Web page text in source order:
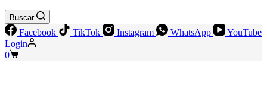
Buscar
Facebook TikTok Instagram WhatsApp
YouTube
Login
Shopping
0